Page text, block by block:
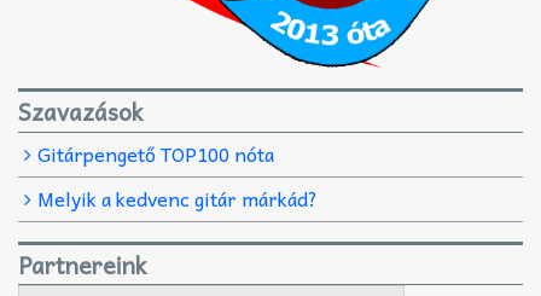
Szavazások
Gitárpengető TOP100 nóta
Melyik a kedvenc gitár márkád?
Partnereink